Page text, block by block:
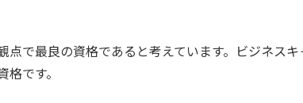
で最良の資格であると考えています。ビジネス
です。